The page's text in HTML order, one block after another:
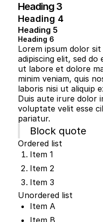
Heading 3
Heading 4
Heading 5
Heading 6
Lorem ipsum dolor
adipiscing elit, sed
ut labore et dolore
minim veniam, quis
laboris nisi ut aliquip
Duis aute irure dolor
voluptate velit esse
pariatur.
Block quote
Ordered list
Item 1
Item 2
Item 3
Unordered list
Item A
Item B